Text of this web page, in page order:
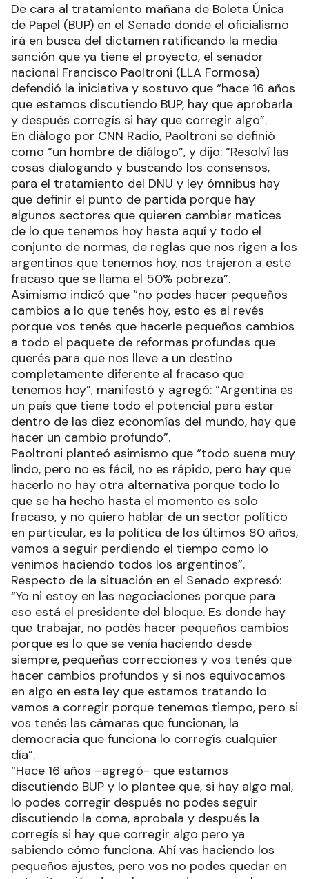
De cara al tratamiento mañana de Boleta Única
de Papel (BUP) en el Senado donde el oficialismo
irá en busca del dictamen ratificando la media
sanción que ya tiene el proyecto, el senador
nacional Francisco Paoltroni (LLA Formosa)
defendió la iniciativa y sostuvo que “hace 16 años
que estamos discutiendo BUP, hay que aprobarla
y después corregís si hay que corregir algo”.
En diálogo por CNN Radio, Paoltroni se definió
como “un hombre de diálogo”, y dijo: “Resolví las
cosas dialogando y buscando los consensos,
para el tratamiento del DNU y ley ómnibus hay
que definir el punto de partida porque hay
algunos sectores que quieren cambiar matices
de lo que tenemos hoy hasta aquí y todo el
conjunto de normas, de reglas que nos rigen a los
argentinos que tenemos hoy, nos trajeron a este
fracaso que se llama el 50% pobreza”.
Asimismo indicó que “no podes hacer pequeños
cambios a lo que tenés hoy, esto es al revés
porque vos tenés que hacerle pequeños cambios
a todo el paquete de reformas profundas que
querés para que nos lleve a un destino
completamente diferente al fracaso que
tenemos hoy”, manifestó y agregó: “Argentina es
un país que tiene todo el potencial para estar
dentro de las diez economías del mundo, hay que
hacer un cambio profundo”.
Paoltroni planteó asimismo que “todo suena muy
lindo, pero no es fácil, no es rápido, pero hay que
hacerlo no hay otra alternativa porque todo lo
que se ha hecho hasta el momento es solo
fracaso, y no quiero hablar de un sector político
en particular, es la política de los últimos 80 años,
vamos a seguir perdiendo el tiempo como lo
venimos haciendo todos los argentinos”.
Respecto de la situación en el Senado expresó:
“Yo ni estoy en las negociaciones porque para
eso está el presidente del bloque. Es donde hay
que trabajar, no podés hacer pequeños cambios
porque es lo que se venía haciendo desde
siempre, pequeñas correcciones y vos tenés que
hacer cambios profundos y si nos equivocamos
en algo en esta ley que estamos tratando lo
vamos a corregir porque tenemos tiempo, pero si
vos tenés las cámaras que funcionan, la
democracia que funciona lo corregís cualquier
día”.
“Hace 16 años –agregó- que estamos
discutiendo BUP y lo plantee que, si hay algo mal,
lo podes corregir después no podes seguir
discutiendo la coma, aprobala y después la
corregís si hay que corregir algo pero ya
sabiendo cómo funciona. Ahí vas haciendo los
pequeños ajustes, pero vos no podes quedar en